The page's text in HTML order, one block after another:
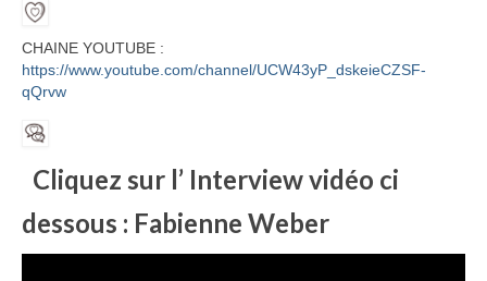
Contact
CHAINE YOUTUBE :
https://www.youtube.com/channel/UCW43yP_dskeieCZSF-
qQrvw
Cliquez sur l’ Interview vidéo ci
dessous : Fabienne Weber